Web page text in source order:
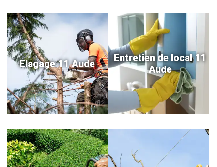
Elagage 11 Aude
Entretien de local 11
Aude